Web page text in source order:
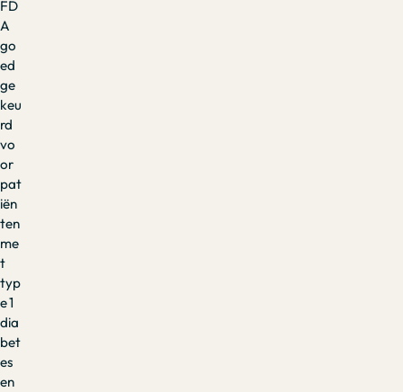
FD
A
go
ed
ge
keu
rd
vo
or
pat
iën
ten
me
t
typ
e 1
dia
bet
es
en